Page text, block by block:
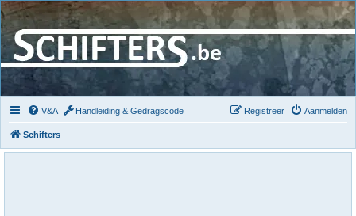
V&A Handleiding & Gedragscode Aanmelden
Registreer
Schifters